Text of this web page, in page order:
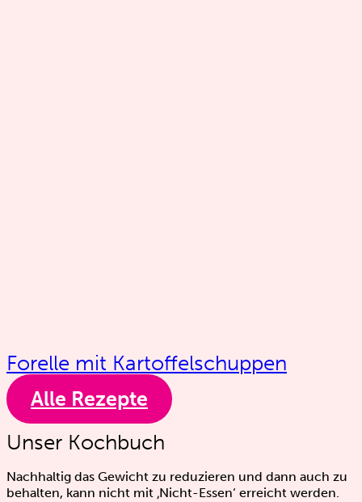
Forelle mit Kartoffelschuppen
Alle Rezepte
Unser Kochbuch
Nachhaltig das Gewicht zu reduzieren und dann auch zu
behalten, kann nicht mit ‚Nicht-Essen‘ erreicht werden.